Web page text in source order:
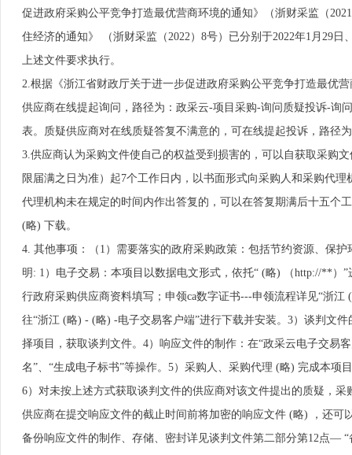
促进政府采购公平竞争打造最优营商环境的通知》（浙财采监（
住经济的通知》 （浙财采监（2022）8号）已分别于2022年1月29
上述文件要求执行。
2.根据《浙江省财政厅关于进一步促进政府采购公平竞争打造最优
供应商在线提起询问，路径为：政采云-项目采购-询问质疑投诉-询
表。质疑供应商对在线质疑答复不满意的，可在线提起投诉，路径
3.供应商认为采购文件使自己的权益受到损害的，可以自获取采购
限届满之日为准）起7个工作日内，以书面形式向采购人和采购代
代理机构未在规定的时间内作出答复的，可以在答复期满后十五个
(略) 下载。
4. 其他事项：（1）需要落实的政府采购政策：包括节约资源、保
明: 1）电子交易：本项目以数据电文形式，依托“ (略) （http://**）
行政府采购供应商资料填写；申领ca数字证书---申领流程详见“浙
往“浙江 (略) - (略) -电子交易客户端”进行下载并安装。3）谈判文
择项目，获取谈判文件。4）响应文件的制作：在“政采云电子交易
名”、“生成电子标书”等操作。5）采购人、采购代理 (略) 完成本
6）对未按上述方式获取谈判文件的供应商对该文件提出的质疑，
供应商在提交响应文件的截止时间前将加密的响应文件 (略) ，还
备份响应文件的制作、存储、密封详见谈判文件第二部分第12点—